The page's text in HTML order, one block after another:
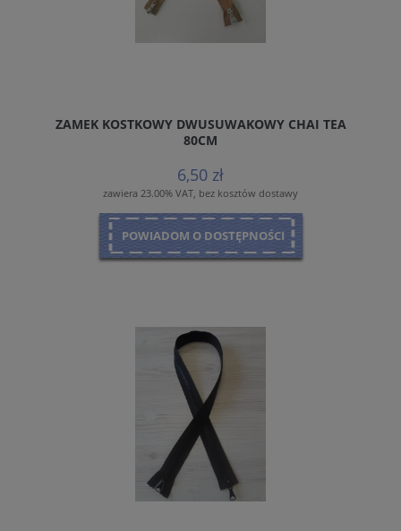
ZAMEK KOSTKOWY DWUSUWAKOWY CHAI TEA
80CM
6,50 zł
zawiera 23.00% VAT, bez kosztów dostawy
POWIADOM O DOSTĘPNOŚCI